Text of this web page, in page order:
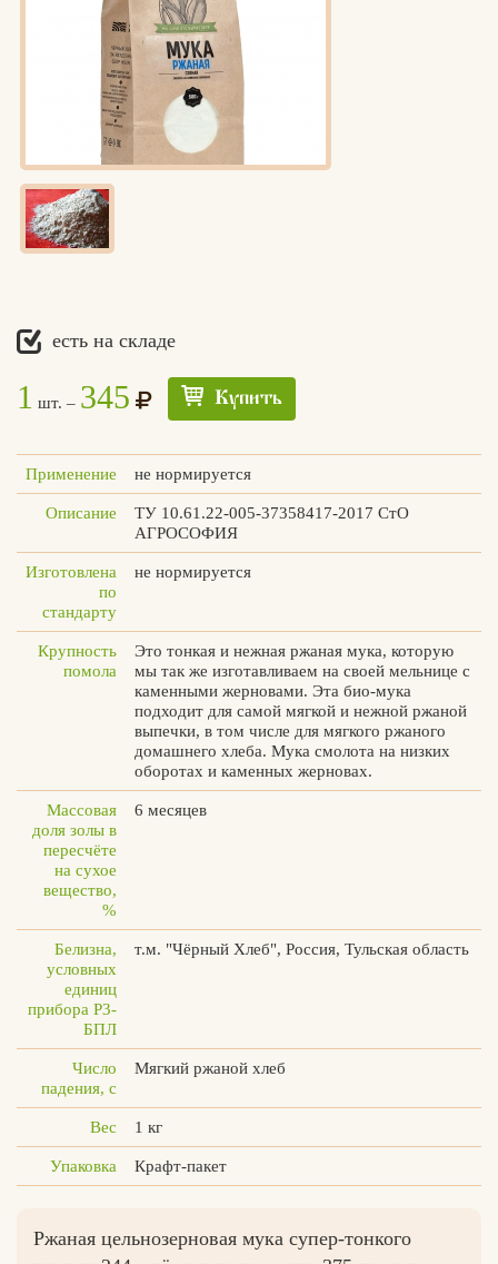
Едлин
есть на складе
1 шт. – 345 Купить
Применение не нормируется
Описание
ТУ 10.61.22-005-37358417-2017 СтО
АГРОСОФИЯ
Изготовлена
по
стандарту
не нормируется
Крупность
помола
Это тонкая и нежная ржаная мука, которую
мы так же изготавливаем на своей мельнице с
каменными жерновами. Эта био-мука
подходит для самой мягкой и нежной ржаной
выпечки, в том числе для мягкого ржаного
домашнего хлеба. Мука смолота на низких
оборотах и каменных жерновах.
Массовая
доля золы в
пересчёте
на сухое
вещество,
%
6 месяцев
Белизна,
условных
единиц
прибора Р3-
БПЛ
т.м. "Чёрный Хлеб", Россия, Тульская область
Число
падения, с
Мягкий ржаной хлеб
Вес 1 кг
Упаковка Крафт-пакет
Ржаная цельнозерновая мука супер-тонкого